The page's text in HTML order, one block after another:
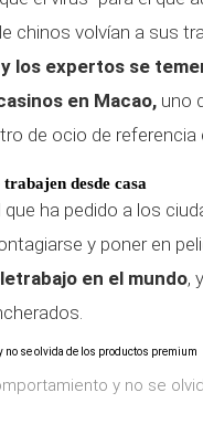
chinos volvían a sus
los expertos se
en Macao, uno
de ocio de
desde casa
ha pedido a los
y poner en
en el mundo,
y no se